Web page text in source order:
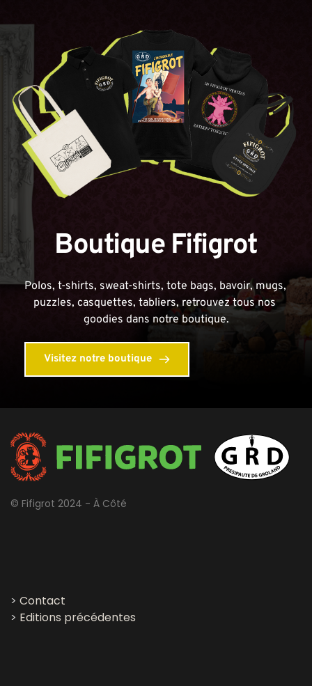
Boutique Fifigrot
Polos, t-shirts, sweat-shirts, tote bags, bavoir, mugs,
puzzles, casquettes, tabliers, retrouvez tous nos
goodies dans notre boutique.
Visitez notre boutique
© Fifigrot 2024 - À Côté
> Contact
> Editions précédentes